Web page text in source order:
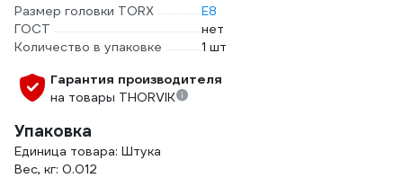
Размер головки TORX
E8
ГОСТ
нет
Количество в упаковке
1 шт
Гарантия производителя
на товары THORVIK
Упаковка
Единица товара: Штука
Вес, кг: 0.012